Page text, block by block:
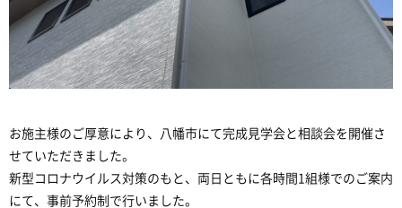
お施主様のご厚意により、八幡市にて完成見学会と相談会を開催さ
せていただきました。
新型コロナウイルス対策のもと、両日ともに各時間1組様でのご案内
にて、事前予約制で行いました。